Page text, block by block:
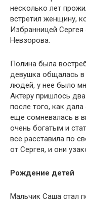
несколько лет
встретил женщину,
Избранницей
Невзорова.
Полина была
девушка общалась в
людей, у нее было
Актеру пришлось
после того, как
еще сомневалась в
очень богатым и
все расставила по
от Сергея, и они
Рождение детей
Мальчик Саша стал